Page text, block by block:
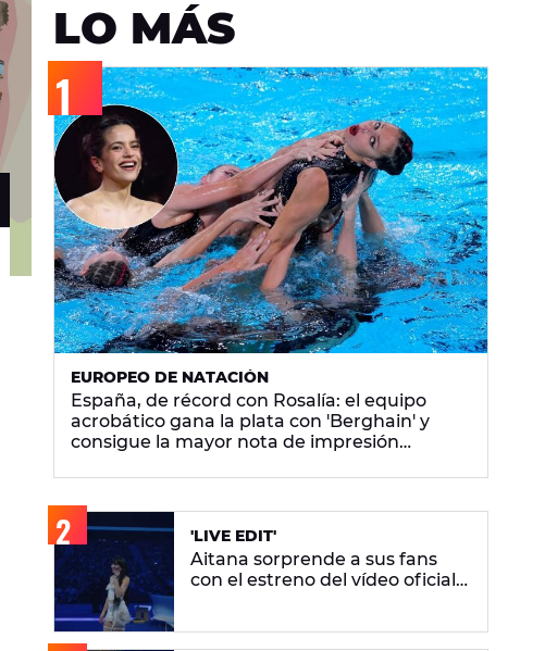
LO MÁS
EUROPEO DE NATACIÓN
España, de récord con Rosalía: el equipo
acrobático gana la plata con 'Berghain' y
consigue la mayor nota de impresión
'LIVE EDIT'
Aitana sorprende a sus fans
con el estreno del vídeo oficial